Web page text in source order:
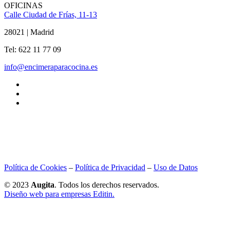
OFICINAS
Calle Ciudad de Frías, 11-13
28021 | Madrid
Tel: 622 11 77 09
info@encimeraparacocina.es
Política de Cookies – Política de Privacidad – Uso de Datos
© 2023 Augita. Todos los derechos reservados.
Diseño web para empresas Editin.